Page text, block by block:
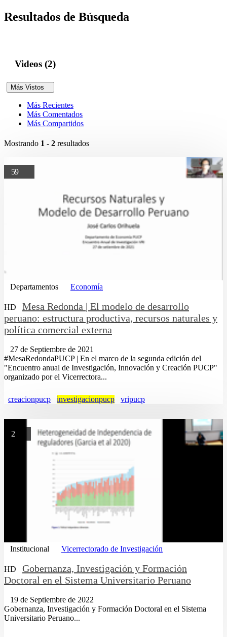
Resultados de Búsqueda
Videos (2)
Más Vistos
Más Recientes
Más Comentados
Más Compartidos
Mostrando 1 - 2 resultados
59
Departamentos Economía
HD
Mesa Redonda | El modelo de desarrollo
peruano: estructura productiva, recursos naturales y
política comercial externa
27 de Septiembre de 2021
#MesaRedondaPUCP | En el marco de la segunda edición del
"Encuentro anual de Investigación, Innovación y Creación PUCP"
organizado por el Vicerrectora...
creacionpucp investigacionpucp vripucp
2
Institucional Vicerrectorado de Investigación
HD
Gobernanza, Investigación y Formación
Doctoral en el Sistema Universitario Peruano
19 de Septiembre de 2022
Gobernanza, Investigación y Formación Doctoral en el Sistema
Universitario Peruano...